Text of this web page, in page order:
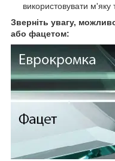
використовувати м'яку
Зверніть увагу,
або фацетом: